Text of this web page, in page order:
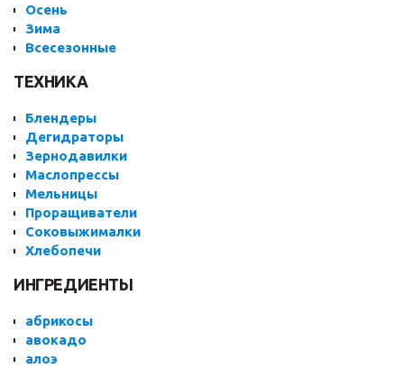
Осень
Зима
Всесезонные
ТЕХНИКА
Блендеры
Дегидраторы
Зернодавилки
Маслопрессы
Мельницы
Проращиватели
Соковыжималки
Хлебопечи
ИНГРЕДИЕНТЫ
абрикосы
авокадо
алоэ